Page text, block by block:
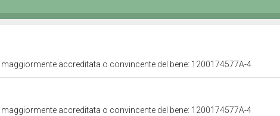
accreditata o convincente del bene: 1200174577A-4
accreditata o convincente del bene: 1200174577A-4